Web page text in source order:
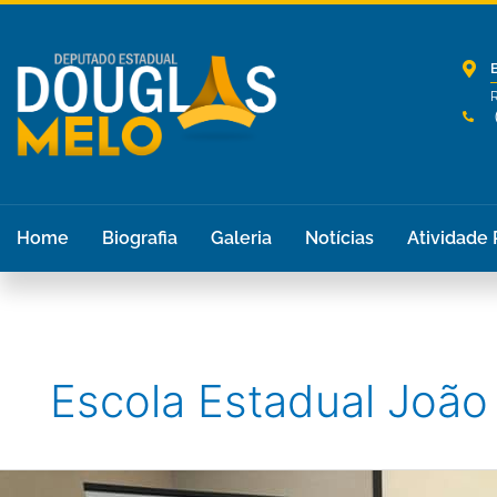
Ir
conteúdo
Home Biografia Galeria Notícias Atividade
Escola Estadual